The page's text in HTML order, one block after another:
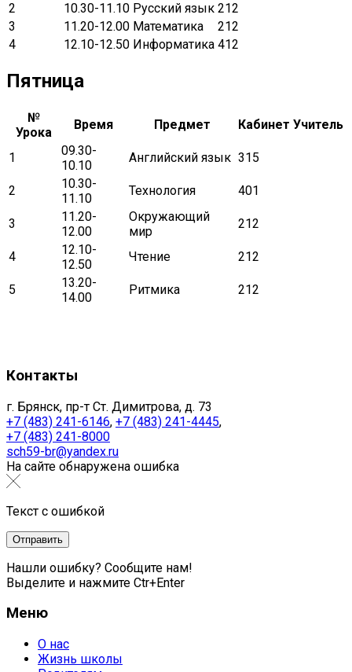
2
10.30-11.10 Русский язык 212
3
11.20-12.00 Математика
212
4
12.10-12.50 Информатика 412
Пятница
№
Урока
Время Предмет Кабинет Учитель
1
09.30-
10.10
Английский язык 315
2
10.30-
11.10
Технология 401
3
11.20-
12.00
Окружающий
мир
212
4
12.10-
12.50
Чтение 212
5
13.20-
14.00
Ритмика 212
Контакты
г. Брянск, пр-т Ст. Димитрова, д. 73
+7 (483) 241-6146, +7 (483) 241-4445,
+7 (483) 241-8000
sch59-br@yandex.ru
На сайте обнаружена ошибка
Текст с ошибкой
Нашли ошибку? Сообщите нам!
Выделите и нажмите Ctr+Enter
Меню
О нас
Жизнь школы